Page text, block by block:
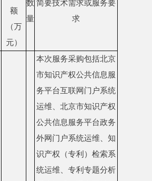
额
（万
元）
数
量
简要技术需求或服务要
求
本次服务采购包括北京
市知识产权公共信息服
务平台互联网门户系统
运维、北京市知识产权
公共信息服务平台政务
外网门户系统运维、知
识产权（专利）检索系
统运维、专利专题分析